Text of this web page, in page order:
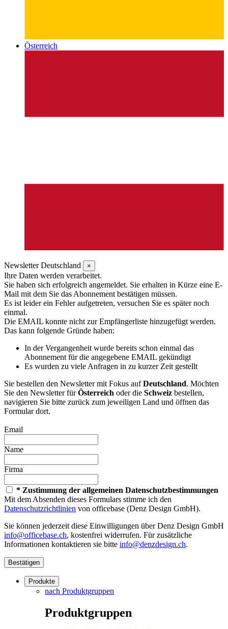
Österreich
Newsletter Deutschland ×
Ihre Daten werden verarbeitet.
Sie haben sich erfolgreich angemeldet. Sie erhalten in Kürze eine E-
Mail mit dem Sie das Abonnement bestätigen müssen.
Es ist leider ein Fehler aufgetreten, versuchen Sie es später noch
einmal.
Die EMAIL konnte nicht zur Empfängerliste hinzugefügt werden.
Das kann folgende Gründe haben:
In der Vergangenheit wurde bereits schon einmal das
Abonnement für die angegebene EMAIL gekündigt
Es wurden zu viele Anfragen in zu kurzer Zeit gestellt
Sie bestellen den Newsletter mit Fokus aufDeutschland. Möchten
Sie den Newsletter fürÖsterreich oder die Schweiz bestellen,
navigieren Sie bitte zurück zum jeweiligen Land und öffnen das
Formular dort.
Email
Name
Firma
* Zustimmung der allgemeinen Datenschutzbestimmungen
Mit dem Absenden dieses Formulars stimme ich den
Datenschutzrichtlinien von officebase (Denz Design GmbH).
Sie können jederzeit diese Einwilligungen über Denz Design GmbH
info@officebase.ch, kostenfrei widerrufen. Für zusätzliche
Informationen kontaktieren sie bitte info@denzdesign.ch.
Bestätigen
Produkte
nach Produktgruppen
Produktgruppen